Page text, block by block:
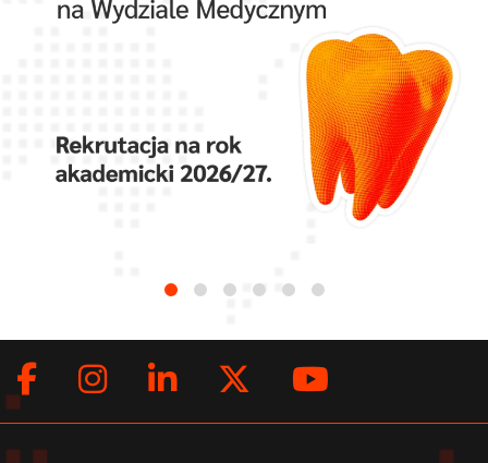
Social
menu
Facebook
Instagram
LinkedInTwitter